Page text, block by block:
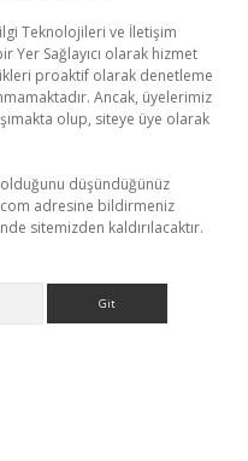
Teknolojileri ve İletişim
Yer Sağlayıcı olarak hizmet
proaktif olarak denetleme
Ancak, üyelerimiz
olup, siteye üye olarak
olduğunu düşündüğünüz
adresine bildirmeniz
sitemizden kaldırılacaktır.